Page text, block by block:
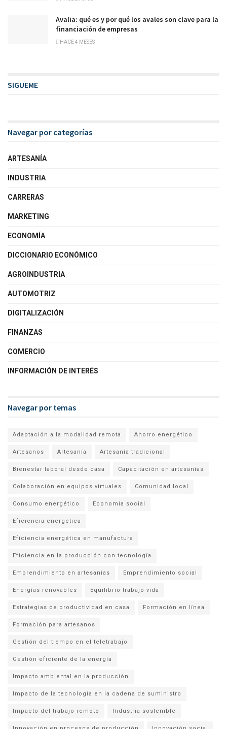
Avalia: qué es y por qué los avales son clave para la
financiación de empresas
HACE 4 MESES
SIGUEME
Navegar por categorías
ARTESANÍA
INDUSTRIA
CARRERAS
MARKETING
ECONOMÍA
DICCIONARIO ECONÓMICO
AGROINDUSTRIA
AUTOMOTRIZ
DIGITALIZACIÓN
FINANZAS
COMERCIO
INFORMACIÓN DE INTERÉS
Navegar por temas
Adaptación a la modalidad remota Ahorro energético
Artesanos Artesanía Artesanía tradicional
Bienestar laboral desde casa Capacitación en artesanías
Colaboración en equipos virtuales Comunidad local
Consumo energético Economía social
Eficiencia energética
Eficiencia energética en manufactura
Eficiencia en la producción con tecnología
Emprendimiento en artesanías Emprendimiento social
Energías renovables Equilibrio trabajo-vida
Estrategias de productividad en casa Formación en línea
Formación para artesanos
Gestión del tiempo en el teletrabajo
Gestión eficiente de la energía
Impacto ambiental en la producción
Impacto de la tecnología en la cadena de suministro
Impacto del trabajo remoto Industria sostenible